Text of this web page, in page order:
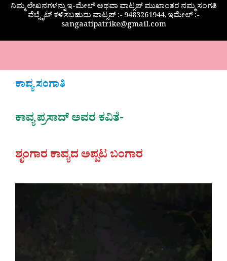
ನಿಮ್ಮ ಲೇಖನಗಳನ್ನು ಇ-ಮೇಲ್ ಅಥವಾ ವಾಟ್ಸಪ್ ಮುಖಾಂತರ ನಮ್ಮ ಸಂಗತಿ
ವೆಬ್ಸೈಟ್ ಕಳಿಸಬಹುದು ವಾಟ್ಸಪ್‌ :- 9483261944, ಇಮೇಲ್ :-
sangaatipatrike@gmail.com
ಕಾವ್ಯ ಸಂಗಾತಿ
ಕಾವ್ಯ ಪ್ರಸಾದ್ ಅವರ ಕವಿತೆ-
ಶೃಂಗಾರ ಕಾವ್ಯದ ಅಪ್ಪಟ ಬಂಗಾರ